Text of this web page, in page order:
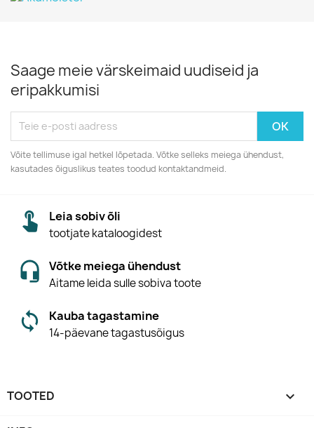
Saage meie värskeimaid uudiseid ja
eripakkumisi
Võite tellimuse igal hetkel lõpetada. Võtke selleks meiega ühendust,
kasutades õiguslikus teates toodud kontaktandmeid.
Leia sobiv õli
tootjate kataloogidest
Võtke meiega ühendust
Aitame leida sulle sobiva toote
Kauba tagastamine
14-päevane tagastusõigus
TOOTED 